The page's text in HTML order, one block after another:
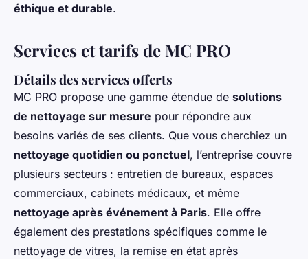
éthique et durable.
Services et tarifs de MC PRO
Détails des services offerts
MC PRO propose une gamme étendue de solutions
de nettoyage sur mesure pour répondre aux
besoins variés de ses clients. Que vous cherchiez un
nettoyage quotidien ou ponctuel, l’entreprise couvre
plusieurs secteurs : entretien de bureaux, espaces
commerciaux, cabinets médicaux, et même
nettoyage après événement à Paris. Elle offre
également des prestations spécifiques comme le
nettoyage de vitres, la remise en état après